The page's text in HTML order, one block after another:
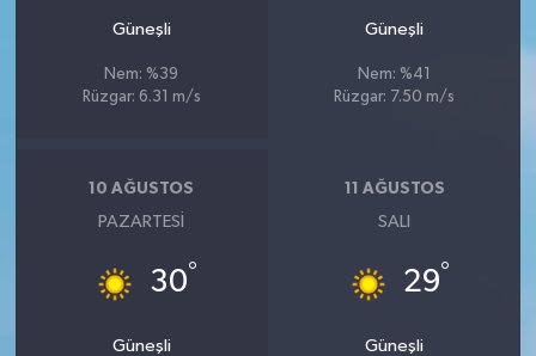
Güneşli
Nem: %39
Rüzgar: 6.31 m/s
Güneşli
Nem: %41
Rüzgar: 7.50 m/s
10 AĞUSTOS
PAZARTESI
30°
Güneşli
11 AĞUSTOS
SALI
29°
Güneşli